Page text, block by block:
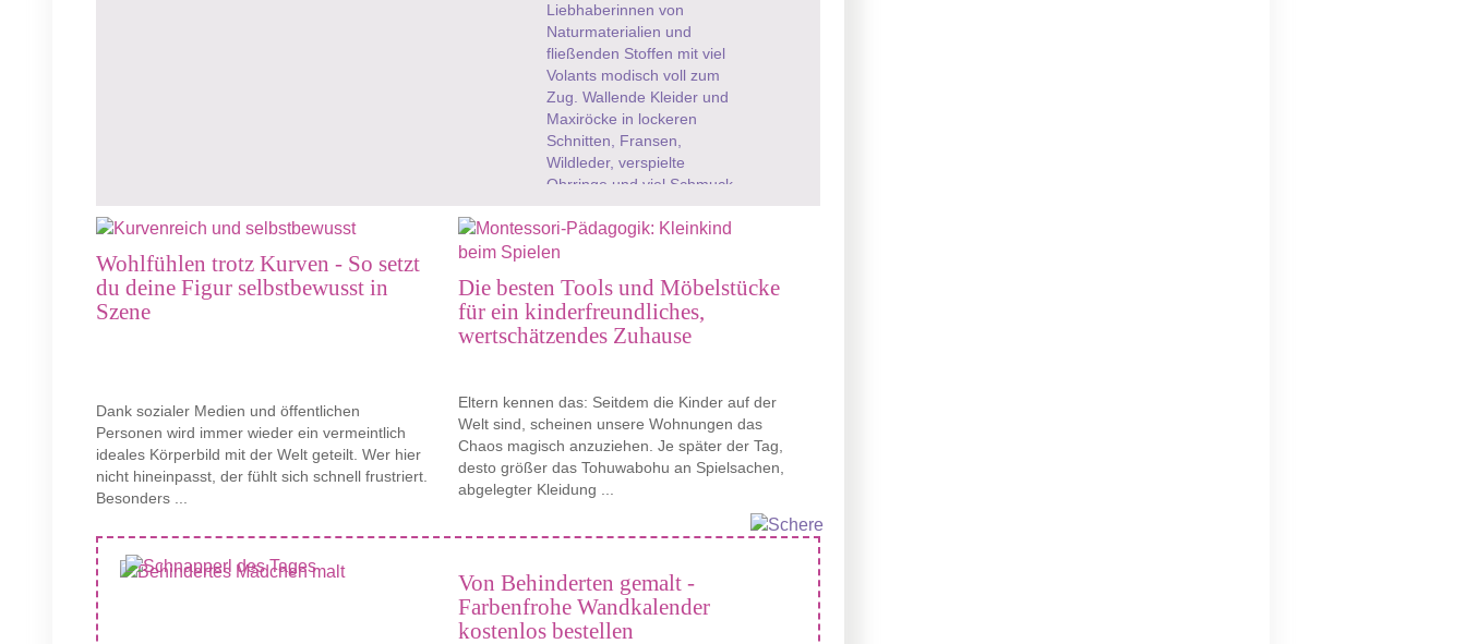
Liebhaberinnen von
Naturmaterialien und
fließenden Stoffen mit viel
Volants modisch voll zum
Zug. Wallende Kleider und
Maxiröcke in lockeren
Schnitten, Fransen,
Wildleder, verspielte
Ohrringe und viel Schmuck,
nur auf ...
Wohlfühlen trotz Kurven - So setzt
du deine Figur selbstbewusst in
Szene
Dank sozialer Medien und öffentlichen
Personen wird immer wieder ein vermeintlich
ideales Körperbild mit der Welt geteilt. Wer hier
nicht hineinpasst, der fühlt sich schnell frustriert.
Besonders ...
Die besten Tools und Möbelstücke
für ein kinderfreundliches,
wertschätzendes Zuhause
Eltern kennen das: Seitdem die Kinder auf der
Welt sind, scheinen unsere Wohnungen das
Chaos magisch anzuziehen. Je später der Tag,
desto größer das Tohuwabohu an Spielsachen,
abgelegter Kleidung ...
Von Behinderten gemalt -
Farbenfrohe Wandkalender
kostenlos bestellen